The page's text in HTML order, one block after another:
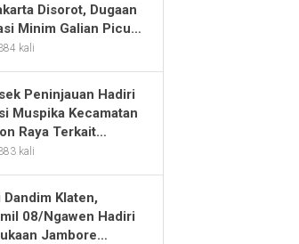
Disorot, Dugaan
Minim Galian Picu
Besar soal
kali
Peninjauan Hadiri
Muspika Kecamatan
Raya Terkait
Lahan Kelompok
kali
Dandim Klaten,
08/Ngawen Hadiri
Jambore